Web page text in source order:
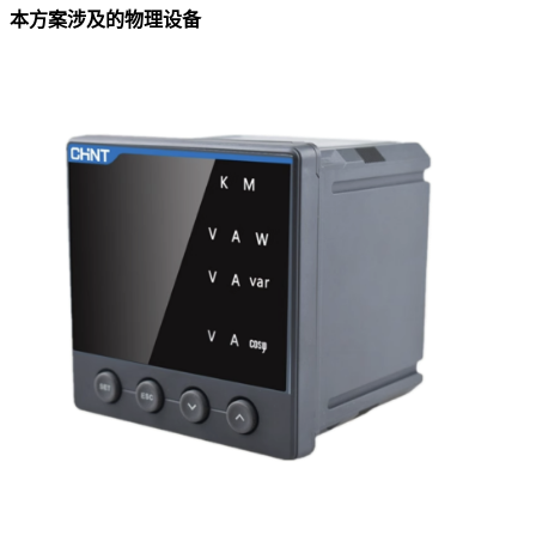
本方案涉及的物理设备